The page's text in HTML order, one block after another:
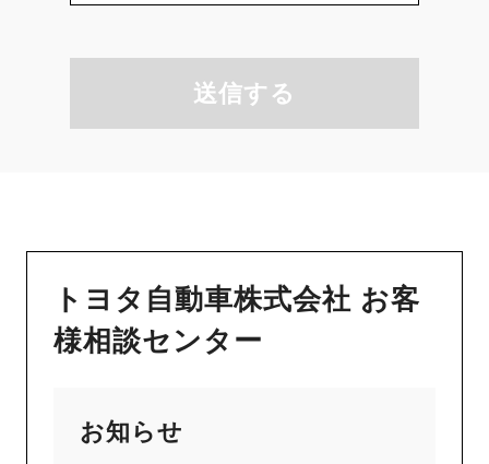
送信する
トヨタ自動車株式会社 お客
様相談センター
お知らせ